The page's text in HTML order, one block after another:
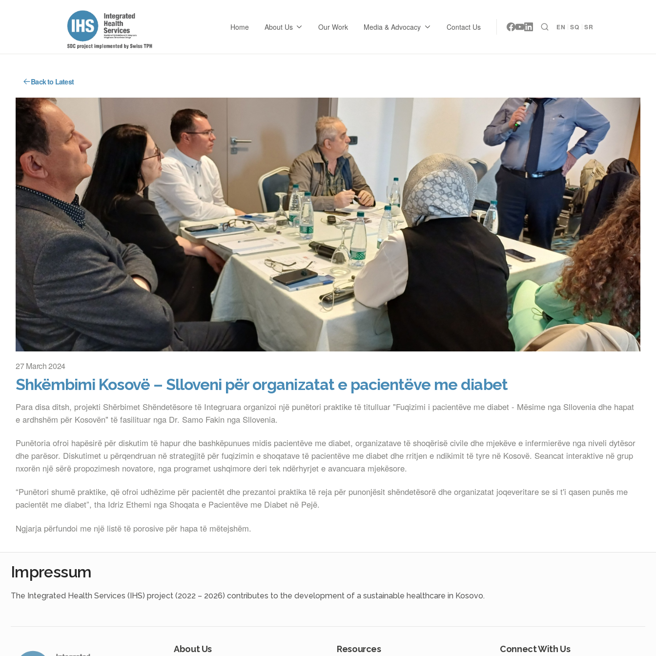
Home About Us Our Work Media & Advocacy Contact Us EN SQ SR
Back to Latest
27 March 2024
Shkëmbimi Kosovë – Slloveni për organizatat e pacientëve me diabet
Para disa ditsh, projekti Shërbimet Shëndetësore të Integruara organizoi një punëtori praktike të titulluar "Fuqizimi i pacientëve me diabet - Mësime nga Sllovenia dhe hapat
e ardhshëm për Kosovën" të fasilituar nga Dr. Samo Fakin nga Sllovenia.
Punëtoria ofroi hapësirë për diskutim të hapur dhe bashkëpunues midis pacientëve me diabet, organizatave të shoqërisë civile dhe mjekëve e infermierëve nga niveli dytësor
dhe parësor. Diskutimet u përqendruan në strategjitë për fuqizimin e shoqatave të pacientëve me diabet dhe rritjen e ndikimit të tyre në Kosovë. Seancat interaktive në grup
nxorën një sërë propozimesh novatore, nga programet ushqimore deri tek ndërhyrjet e avancuara mjekësore.
“Punëtori shumë praktike, që ofroi udhëzime për pacientët dhe prezantoi praktika të reja për punonjësit shëndetësorë dhe organizatat joqeveritare se si t'i qasen punës me
pacientët me diabet”, tha Idriz Ethemi nga Shoqata e Pacientëve me Diabet në Pejë.
Ngjarja përfundoi me një listë të porosive për hapa të mëtejshëm.
Impressum
The Integrated Health Services (IHS) project (2022 – 2026) contributes to the development of a sustainable healthcare in Kosovo.
About Us Resources Connect With Us